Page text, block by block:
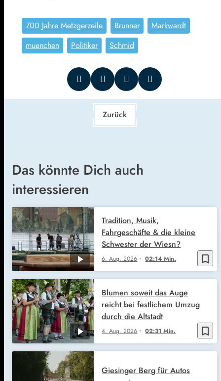
700 Jahre Metzgerzeile Brunner
Markwardt
muenchen
Politiker Schmid
Zurück
Das könnte Dich auch
interessieren
bookmark_border
6. Aug. 2026 02:14 Min.
Tradition, Musik,
Fahrgeschäfte & die kleine
Schwester der Wiesn?
bookmark_border
4. Aug. 2026 02:31 Min.
Blumen soweit das Auge
reicht bei festlichem Umzug
durch die Altstadt
Giesinger Berg für Autos